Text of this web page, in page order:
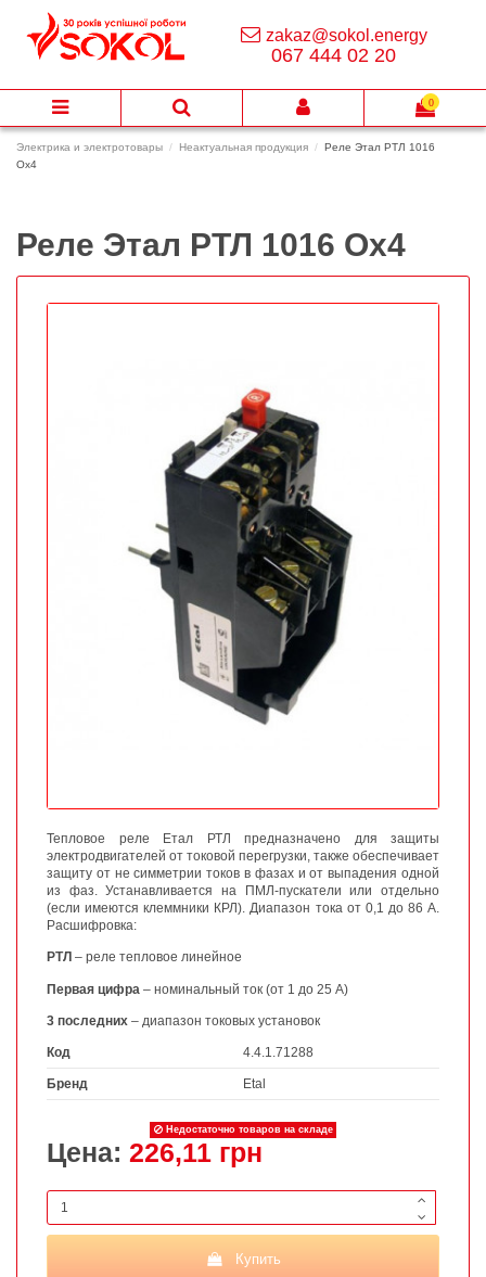
Электрика и электротовары Неактуальная продукция
Реле Этал РТЛ 1016
Ох4
Реле Этал РТЛ 1016 Ох4
Тепловое реле Етал РТЛ предназначено для защиты
электродвигателей от токовой перегрузки, также обеспечивает
защиту от не симметрии токов в фазах и от выпадения одной
из фаз. Устанавливается на ПМЛ-пускатели или отдельно
(если имеются клеммники КРЛ). Диапазон тока от 0,1 до 86 А.
Расшифровка:
РТЛ – реле тепловое линейное
Первая цифра – номинальный ток (от 1 до 25 А)
3 последних – диапазон токовых установок
Код 4.4.1.71288
Бренд Etal
Недостаточно товаров на складе
Цена: 226,11 грн
Купить
zakaz@sokol.energy
067 444 02 20
0